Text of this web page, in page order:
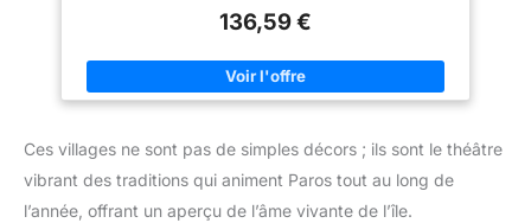
Ferrara Emballage professionnel : nous prenons plus de soin
garantir une livraison sûre.
136,59 €
Ces villages ne sont pas de simples décors ; ils sont le théâtre
vibrant des traditions qui animent Paros tout au long de
l’année, offrant un aperçu de l’âme vivante de l’île.